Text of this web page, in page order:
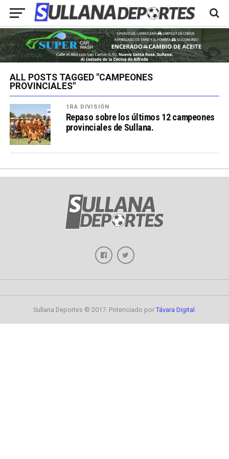
ALL POSTS TAGGED "CAMPEONES
PROVINCIALES"
1RA DIVISIÓN
Repaso sobre los últimos 12 campeones
provinciales de Sullana.
Sullana Deportes © 2017. Potenciado por Távara Digital .